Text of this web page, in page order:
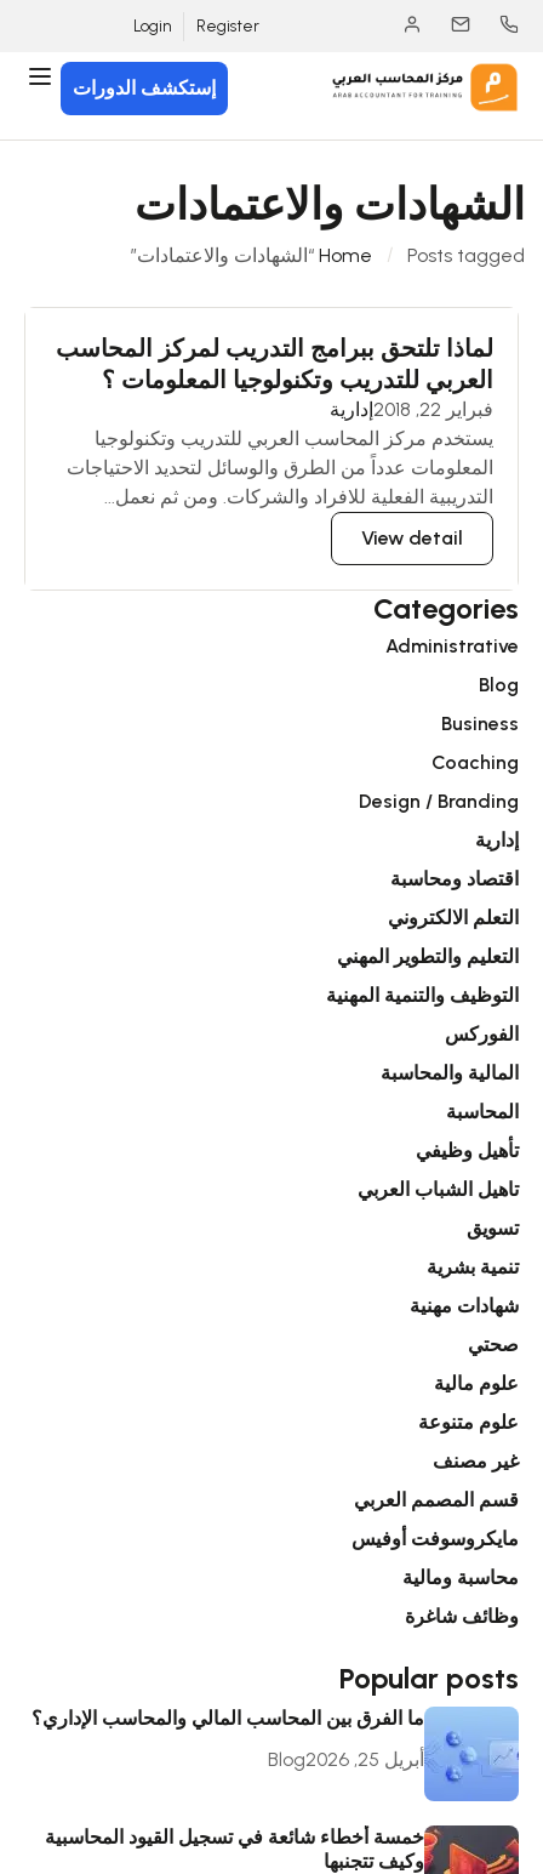
Register
Login
إستكشف الدورات
الشهادات والاعتمادات
Home Posts tagged “الشهادات والاعتمادات”
لماذا تلتحق ببرامج التدريب لمركز المحاسب
العربي للتدريب وتكنولوجيا المعلومات ؟
فبراير 22, 2018
إدارية
يستخدم مركز المحاسب العربي للتدريب وتكنولوجيا
المعلومات عدداً من الطرق والوسائل لتحديد الاحتياجات
التدريبية الفعلية للافراد والشركات. ومن ثم نعمل...
View detail
Categories
Administrative
Blog
Business
Coaching
Design / Branding
إدارية
اقتصاد ومحاسبة
التعلم الالكتروني
التعليم والتطوير المهني
التوظيف والتنمية المهنية
الفوركس
المالية والمحاسبة
المحاسبة
تأهيل وظيفي
تاهيل الشباب العربي
تسويق
تنمية بشرية
شهادات مهنية
صحتي
علوم مالية
علوم متنوعة
غير مصنف
قسم المصمم العربي
مايكروسوفت أوفيس
محاسبة ومالية
وظائف شاغرة
Popular posts
ما الفرق بين المحاسب المالي والمحاسب الإداري؟
أبريل 25, 2026
Blog
خمسة أخطاء شائعة في تسجيل القيود المحاسبية
وكيف تتجنبها